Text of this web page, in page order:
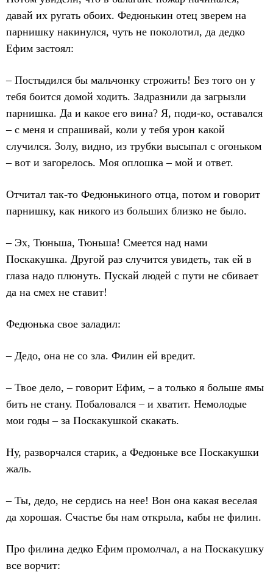
давай их ругать обоих. Федюнькин отец зверем на
парнишку накинулся, чуть не поколотил, да дедко
Ефим застоял:
– Постыдился бы мальчонку строжить! Без того он у
тебя боится домой ходить. Задразнили да загрызли
парнишка. Да и какое его вина? Я, поди-ко, оставался
– с меня и спрашивай, коли у тебя урон какой
случился. Золу, видно, из трубки высыпал с огоньком
– вот и загорелось. Моя оплошка – мой и ответ.
Отчитал так-то Федюнькиного отца, потом и говорит
парнишку, как никого из больших близко не было.
– Эх, Тюньша, Тюньша! Смеется над нами
Поскакушка. Другой раз случится увидеть, так ей в
глаза надо плюнуть. Пускай людей с пути не сбивает
да на смех не ставит!
Федюнька свое заладил:
– Дедо, она не со зла. Филин ей вредит.
– Твое дело, – говорит Ефим, – а только я больше ямы
бить не стану. Побаловался – и хватит. Немолодые
мои годы – за Поскакушкой скакать.
Ну, разворчался старик, а Федюньке все Поскакушки
жаль.
– Ты, дедо, не сердись на нее! Вон она какая веселая
да хорошая. Счастье бы нам открыла, кабы не филин.
Про филина дедко Ефим промолчал, а на Поскакушку
все ворчит: